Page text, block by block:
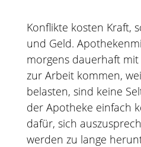
Konflikte kosten Kraft,
und Geld.
morgens dauerhaft
zur Arbeit kommen,
belasten, sind keine
der Apotheke einfach
dafür, sich
werden zu lange